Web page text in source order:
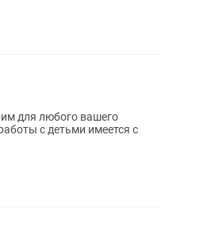
для любого вашего
с детьми имеется с